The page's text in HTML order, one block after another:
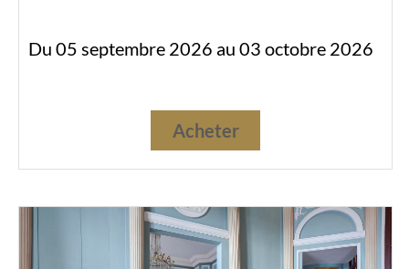
Du 05 septembre 2026 au 03 octobre 2026
Acheter